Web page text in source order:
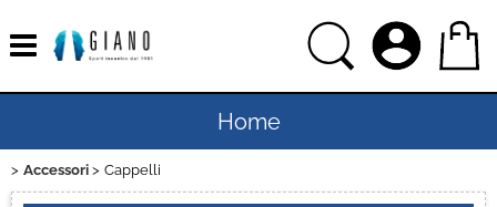
Home
Accessori Cappelli